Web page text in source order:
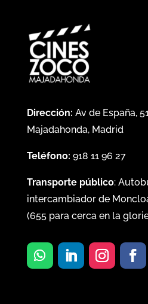
Dirección: Av de España,
Majadahonda, Madrid
Teléfono: 918 11 96 27
Transporte público:
intercambiador de
(655para cerca en la